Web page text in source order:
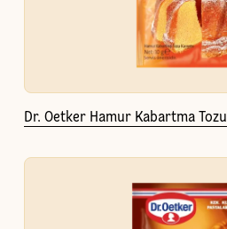
Dr. Oetker Hamur Kabartma Tozu